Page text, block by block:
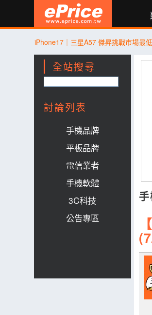
評測 討論 產品 買賣
iPhone17｜三星A57 傑昇挑戰市場最
全站搜尋
討論列表
手機品牌
平板品牌
電信業者
手機軟體
3C科技
公告專區